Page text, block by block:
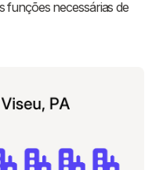
funções necessárias de